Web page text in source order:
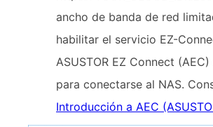
ancho de banda de red
habilitar el servicio EZ-
ASUSTOR EZ Connect
para conectarse al NAS.
Introducción a AEC